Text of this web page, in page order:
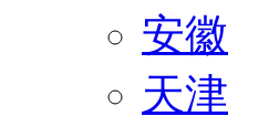
安徽
天津